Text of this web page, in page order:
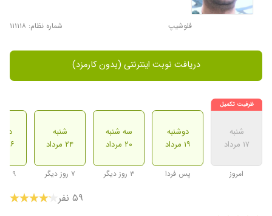
فلوشیپ شماره نظام: ۱۱۱۱۱۸
دریافت نوبت اینترنتی (بدون کارمزد)
شنبه
۱۷ مرداد
امروز
دوشنبه
۱۹ مرداد
پس فردا
سه شنبه
۲۰ مرداد
۳ روز دیگر
شنبه
۲۴ مرداد
۷ روز دیگر
۲۶ مرداد
۹ روز دیگر
۵۹ نفر